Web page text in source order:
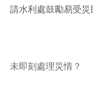
請水利處鼓勵易受災
未即刻處理災情？